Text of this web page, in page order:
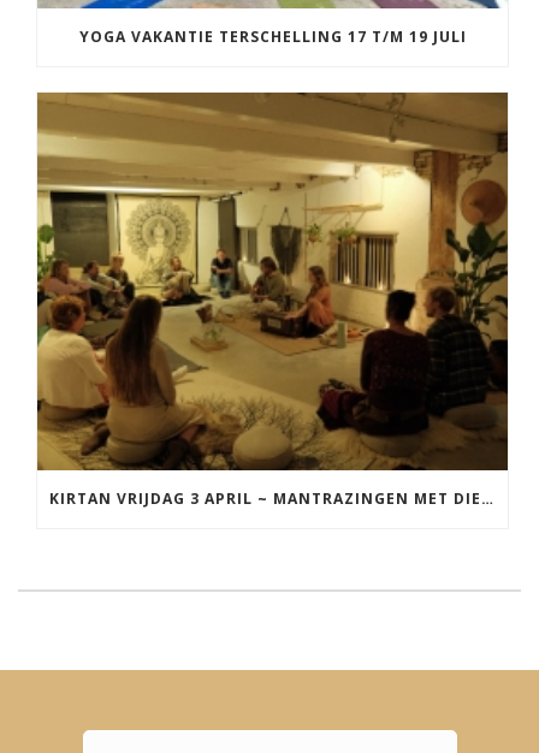
YOGA VAKANTIE TERSCHELLING 17 T/M 19 JULI
KIRTAN VRIJDAG 3 APRIL ~ MANTRAZINGEN MET DIEDERICK IN LEEUWARDEN